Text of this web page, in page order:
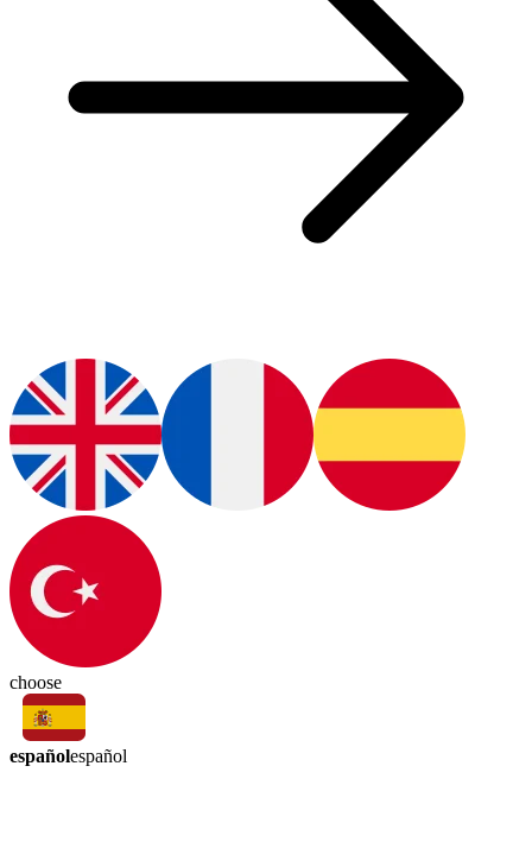
choose
españolespañol